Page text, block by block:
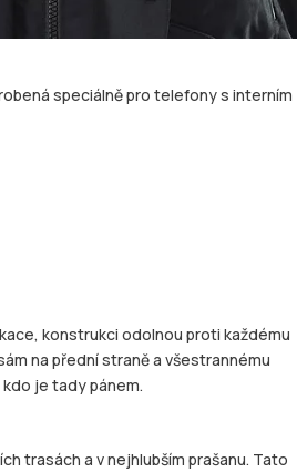
speciálně pro telefony s interním
konstrukci odolnou proti každému
na přední straně a všestrannému
je tady pánem.
trasách a v nejhlubším prašanu. Tato